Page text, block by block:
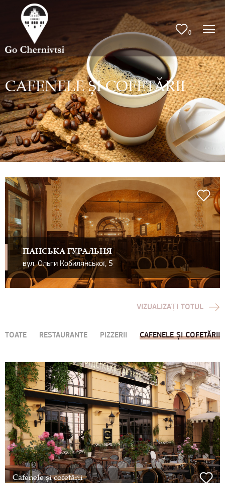
0
CAFENELE ȘI COFETĂRII
ПАНСЬКА ГУРАЛЬНЯ
вул. Ольги Кобилянської, 5
VIZUALIZAȚI TOTUL
TOATE RESTAURANTE PIZZERII CAFENELE ȘI COFETĂRII
Cafenele și cofetării